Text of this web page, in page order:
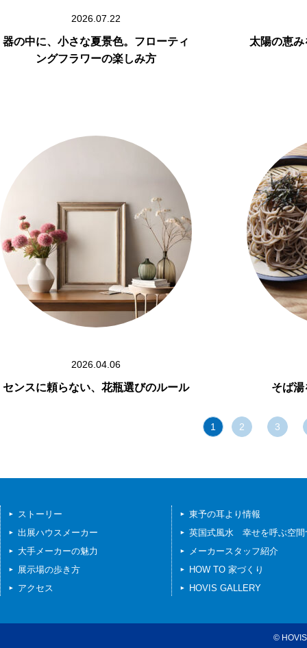
2026.07.22
器の中に、小さな夏景色。フローティ
ングフラワーの楽しみ方
太陽の恵
2026.04.06
センスに頼らない、花瓶選びのルール そば
1 2 3
ストーリー
出展ハウスメーカー
大手メーカーの魅力
展示場の歩き方
アクセス
東予の耳より情報
英国式風水 幸せを呼ぶ空間
メーカースタッフ紹介
HOW TO 家づくり
HOVIS GALLERY
©